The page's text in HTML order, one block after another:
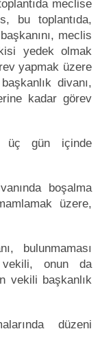
meclise
bu toplantıda,
meclis
yedek olmak
yapmak üzere
divanı,
kadar görev
üç gün içinde
boşalma
üzere,
bulunmaması
vekili, onun da
vekili başkanlık
düzeni